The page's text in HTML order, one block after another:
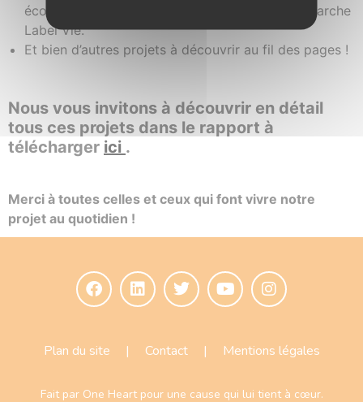
écologique au sein de nos habitats avec la démarche
Label Vie.
Et bien d’autres projets à découvrir au fil des pages !
Nous vous invitons à découvrir en détail
tous ces projets dans le rapport à
télécharger ici .
Merci à toutes celles et ceux qui font vivre notre
projet au quotidien !
Plan du site | Contact | Mentions légales
Fait par One Heartpour une cause qui lui tient à cœur.